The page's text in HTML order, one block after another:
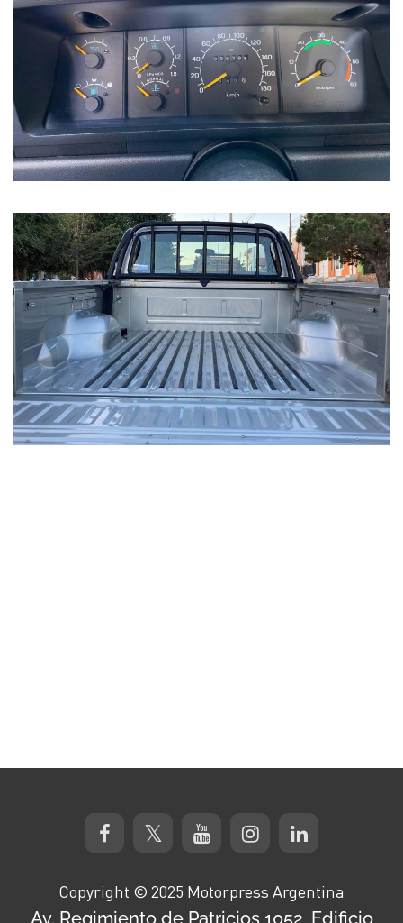
Copyright © 2025 Motorpress Argentina
Av. Regimiento de Patricios 1052, Edificio